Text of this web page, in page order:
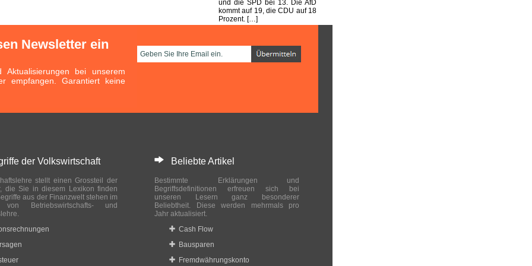
und die SPD bei 13. Die AfD
kommt auf 19, die CDU auf 18
Prozent. […]
Newsletter ein
bei unserem
empfangen. Garantiert keine
der Volkswirtschaft
stellt einen Grossteil der
die Sie in diesem Lexikon finden
aus der Finanzwelt stehen im
von Betriebswirtschafts- und
Beliebte Artikel
Bestimmte Erklärungen und
Begriffsdefinitionen erfreuen sich bei
unseren Lesern ganz besonderer
Beliebtheit. Diese werden mehrmals pro
Jahr aktualisiert.
Cash Flow
Bausparen
Fremdwährungskonto